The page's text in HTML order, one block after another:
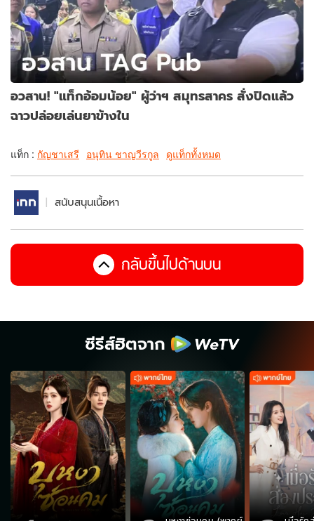
อวสาน! "แท็กอ้อมน้อย" ผู้ว่าฯ สมุทรสาคร สั่งปิดแล้ว
ฉาวปล่อยเล่นยาข้างใน
แท็ก : กัญชาเสรี อนุทิน ชาญวีรกูล ดูแท็กทั้งหมด
สนับสนุนเนื้อหา
กลับขึ้นไปด้านบน
ซีรีส์ฮิตจาก